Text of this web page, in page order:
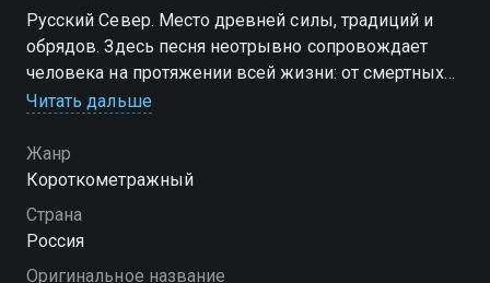
Русский Север. Место древней силы, традиций и
обрядов. Здесь песня неотрывно сопровождает
человека на протяжении всей жизни: от смертных
колыбельных обманок и рекрутских напевов до
прожить боль, разделить радость и осмыслить
бытие.
Читать дальше
Жанр
Короткометражный
Страна
Россия
Оригинальное название